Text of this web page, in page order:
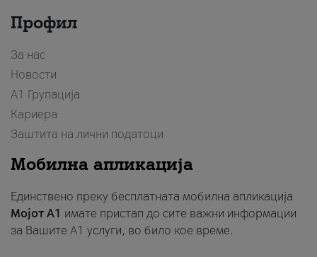
Профил
За нас
Новости
А1 Групација
Кариера
Заштита на лични податоци
Мобилна апликација
Единствено преку бесплатната мобилна апликација
Мојот A1 имате пристап до сите важни информации
за Вашите A1 услуги, во било кое време.